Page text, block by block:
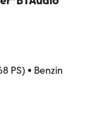
PS) • Benzin